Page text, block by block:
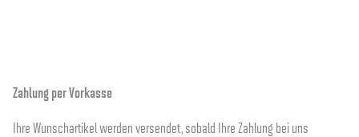
Zahlung per Vorkasse
Ihre Wunschartikel werden versendet, sobald Ihre Zahlung bei uns